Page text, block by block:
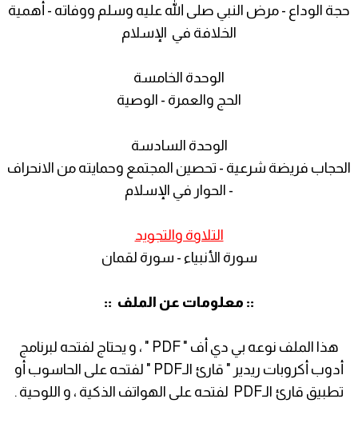
حجة الوداع - مرض النبي صلى الله عليه وسلم ووفاته - أهمية
الخلافة في الإسلام
الوحدة الخامسة
الحج والعمرة - الوصية
الوحدة السادسة
الحجاب فريضة شرعية - تحصين المجتمع وحمايته من الانحراف
- الحوار في الإسلام
التلاوة والتجويد
سورة الأنبياء - سورة لقمان
:: معلومات عن الملف ::
هذا الملف نوعه بي دي أف " PDF " ، و يحتاج لفتحه لبرنامج
أدوب أكروبات ريدير " قارئ الـPDF " لفتحه على الحاسوب أو
تطبيق قارئ الـPDF لفتحه على الهواتف الذكية ، و اللوحية .